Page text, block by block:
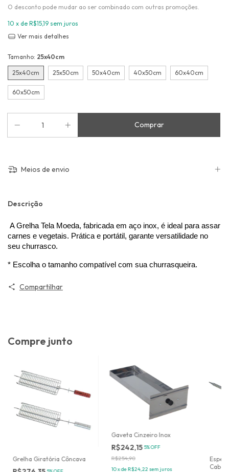
O desconto pode mudar ao ser combinado com outras promoções.
10 x de R$15,19 sem juros
Ver mais detalhes
Tamanho: 25x40cm
25x40cm 25x50cm 50x40cm 40x50cm 60x40cm
60x50cm
Meios de envio
Descrição
carnes e vegetais. Prática e portátil, garante versatilidade no
seu churrasco.
* Escolha o tamanho compatível com sua churrasqueira.
Compartilhar
Compre junto
Grelha Giratória Côncava
Gaveta Cinzeiro Inox
R$242,15 5% OFF
R$254,90
10xdeR$24,22 sem juros
Cabo